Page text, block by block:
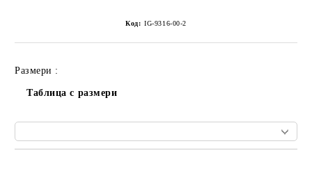
Код: IG-9316-00-2
Размери :
Таблица с размери